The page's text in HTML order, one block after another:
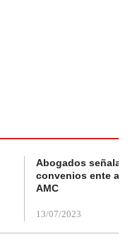
Abogados
convenios ente
AMC
13/07/2023